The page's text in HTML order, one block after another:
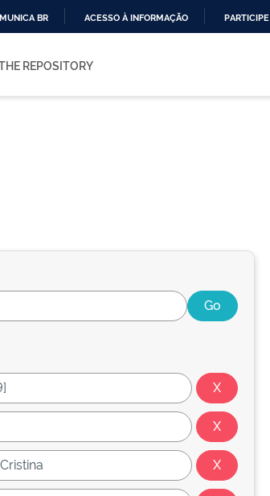
O
BR ACESSO À INFORMAÇÃO PARTICIPE
REPOSITORY